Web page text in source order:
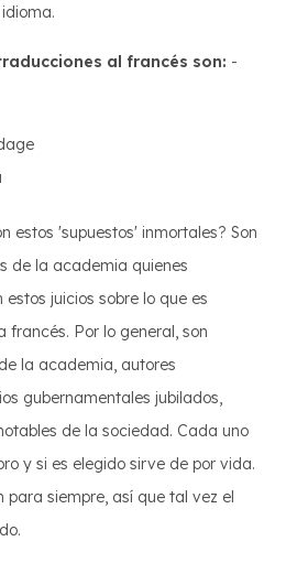
al francés son: -
estos 'supuestos' inmortales? Son
de la academia quienes
juicios sobre lo que es
francés. Por lo general, son
la academia, autores
gubernamentales jubilados,
de la sociedad. Cada uno
y si es elegido sirve de por vida.
para siempre, así que tal vez el